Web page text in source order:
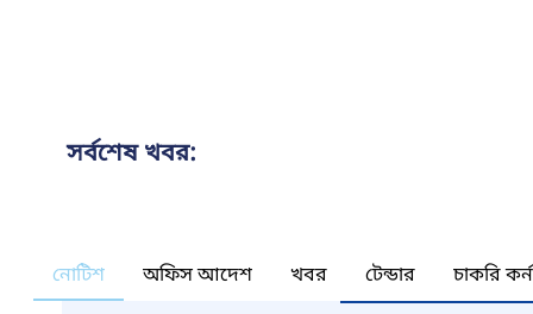
সর্বশেষ খবর:
নোটিশ অফিস আদেশ খবর টেন্ডার চাকরি